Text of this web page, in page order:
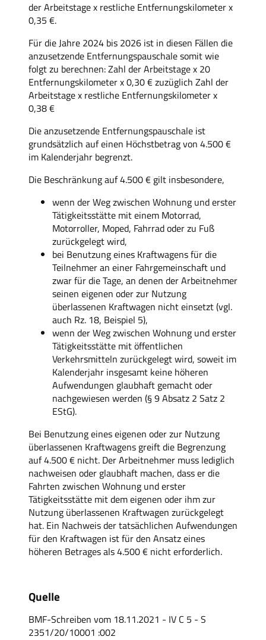
der Arbeitstage x restliche Entfernungskilometer x
0,35 €.
Für die Jahre 2024 bis 2026 ist in diesen Fällen die
anzusetzende Entfernungspauschale somit wie
folgt zu berechnen: Zahl der Arbeitstage x 20
Entfernungskilometer x 0,30 € zuzüglich Zahl der
Arbeitstage x restliche Entfernungskilometer x
0,38 €
Die anzusetzende Entfernungspauschale ist
grundsätzlich auf einen Höchstbetrag von 4.500 €
im Kalenderjahr begrenzt.
Die Beschränkung auf 4.500 € gilt insbesondere,
wenn der Weg zwischen Wohnung und erster
Tätigkeitsstätte mit einem Motorrad,
Motorroller, Moped, Fahrrad oder zu Fuß
zurückgelegt wird,
bei Benutzung eines Kraftwagens für die
Teilnehmer an einer Fahrgemeinschaft und
zwar für die Tage, an denen der Arbeitnehmer
seinen eigenen oder zur Nutzung
überlassenen Kraftwagen nicht einsetzt (vgl.
auch Rz. 18, Beispiel 5),
wenn der Weg zwischen Wohnung und erster
Tätigkeitsstätte mit öffentlichen
Verkehrsmitteln zurückgelegt wird, soweit im
Kalenderjahr insgesamt keine höheren
Aufwendungen glaubhaft gemacht oder
nachgewiesen werden (§ 9 Absatz 2 Satz 2
EStG).
Bei Benutzung eines eigenen oder zur Nutzung
überlassenen Kraftwagens greift die Begrenzung
auf 4.500 € nicht. Der Arbeitnehmer muss lediglich
nachweisen oder glaubhaft machen, dass er die
Fahrten zwischen Wohnung und erster
Tätigkeitsstätte mit dem eigenen oder ihm zur
Nutzung überlassenen Kraftwagen zurückgelegt
hat. Ein Nachweis der tatsächlichen Aufwendungen
für den Kraftwagen ist für den Ansatz eines
höheren Betrages als 4.500 € nicht erforderlich.
Quelle
BMF-Schreiben vom 18.11.2021 - IV C 5 - S
2351/20/10001 :002